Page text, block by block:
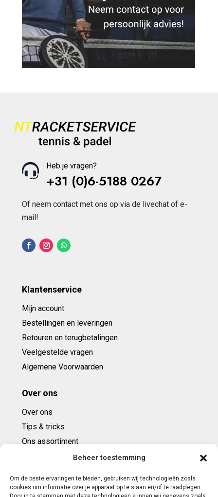
Beheer toestemming
Om de beste ervaringen te bieden, gebruiken wij technologieën zoals
cookies om informatie over je apparaat op te slaan en/of te raadplegen.
Heb je vragen?
+31 (0)6-5188 0267
Of neem contact met ons op via de livechat of e-
mail!
Klantenservice
Mijn account
Bestellingen en leveringen
Retouren en terugbetalingen
Veelgestelde vragen
Algemene Voorwaarden
Over ons
Over ons
Tips & tricks
Ons assortiment
Contact